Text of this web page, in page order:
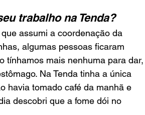
trabalho na Tenda?
assumi a coordenação da
algumas pessoas ficaram
tínhamos mais nenhuma para dar,
Na Tenda tinha a única
havia tomado café da manhã e
descobri que a fome dói no